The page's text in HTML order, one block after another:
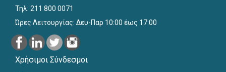
Τηλ: 211 800 0071
Ώρες Λειτουργίας: Δευ-Παρ 10:00 έως 17:00
Χρήσιμοι Σύνδεσμοι